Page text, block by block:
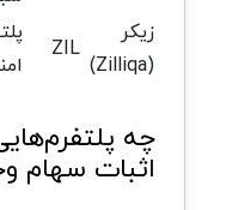
زیکر
(Zilliqa)
ZIL
چه
اثبات سهام